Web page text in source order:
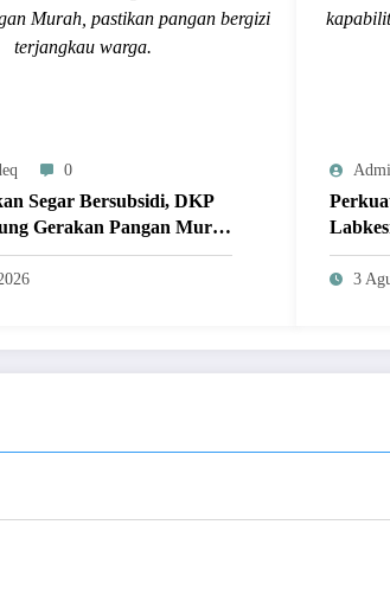
Murah, pastikan pangan bergizi
terjangkau warga.
0
Segar Bersubsidi, DKP
Gerakan Pangan Murah
3